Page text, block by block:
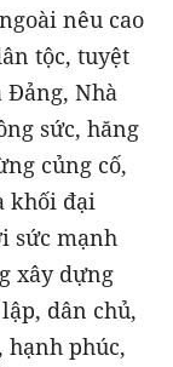
nêu cao
tộc, tuyệt
Đảng, Nhà
sức, hăng
củng cố,
khối đại
sức mạnh
xây dựng
dân chủ,
phúc,